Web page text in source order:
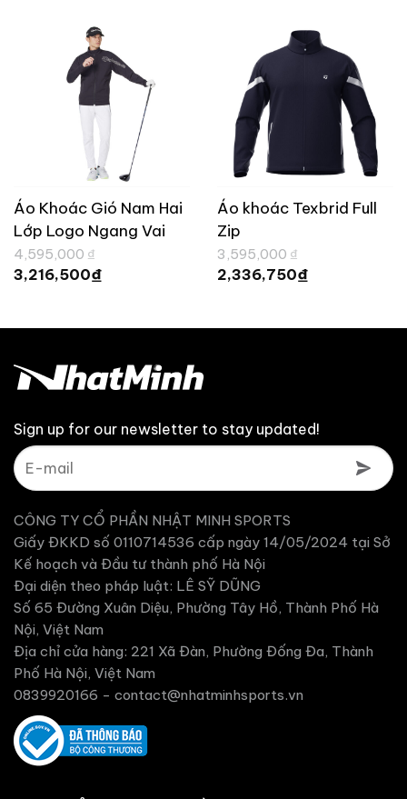
Áo Khoác Gió Nam Hai
Lớp Logo Ngang Vai
4,595,000 ₫
3,216,500₫
3,216,500 ₫.
Áo khoác Texbrid Full
Zip
3,595,000 ₫
gốc
là:
2,336,750₫
2,336,750 ₫.
Sign up for our newsletter to stay updated!
CÔNG TY CỔ PHẦN NHẬT MINH SPORTS
Giấy ĐKKD số 0110714536 cấp ngày 14/05/2024 tại Sở
Kế hoạch và Đầu tư thành phố Hà Nội
Đại diện theo pháp luật: LÊ SỸ DŨNG
Số 65 Đường Xuân Diệu, Phường Tây Hồ, Thành Phố Hà
Nội, Việt Nam
Địa chỉ cửa hàng: 221 Xã Đàn, Phường Đống Đa, Thành
Phố Hà Nội, Việt Nam
0839920166 - contact@nhatminhsports.vn